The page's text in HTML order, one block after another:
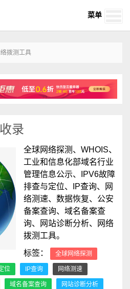
菜单
拨测工具
录
全球网络探测、WHOIS、
工业和信息化部域名行业
管理信息公示、IPV6故障
排查与定位、IP查询、网
络测速、数据恢复、公安
备案查询、域名备案查
询、网站诊断分析、网络
拨测工具。
标签：
全球网络探测
位 IP查询 网络测速
域名备案查询 网站诊断分析